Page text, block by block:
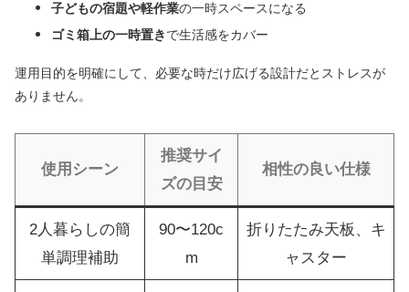
子どもの宿題や軽作業の一時スペースになる
ゴミ箱上の一時置きで生活感をカバー
運用目的を明確にして、必要な時だけ広げる設計だとストレスが
ありません。
使用シーン
推奨サイ
ズの目安
相性の良い仕様
2人暮らしの簡
単調理補助
90〜120c
m
折りたたみ天板、キ
ャスター